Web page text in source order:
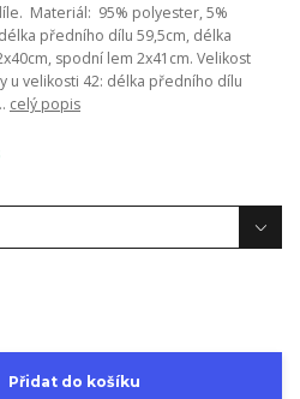
Materiál: 95% polyester, 5%
předního dílu 59,5cm, délka
spodní lem 2x41cm. Velikost
u velikosti 42: délka předního dílu
celý popis
Přidat do košíku